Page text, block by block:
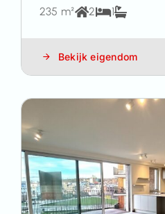
235 m² 2 1
Bekijk eigendom